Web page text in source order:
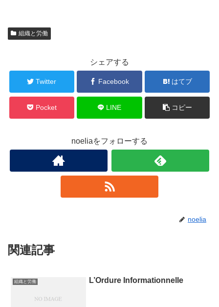
組織と労働
シェアする
Twitter Facebook はてブ
Pocket LINE コピー
noeliaをフォローする
noelia
関連記事
組織と労働 L’Ordure Informationnelle